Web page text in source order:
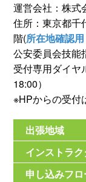
運営会社：株式
住所：東京都千
階(所在地確認
公安委員会技能
受付専用ダイヤ
18:00）
※HPからの受付
出張地域
インストラ
申し込みフ